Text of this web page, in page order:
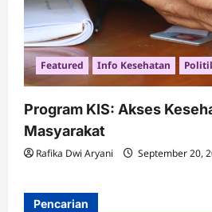
Featured Info Kesehatan
Program KIS: Akses
Masyarakat
Rafika Dwi Aryani September 20,
Pencarian